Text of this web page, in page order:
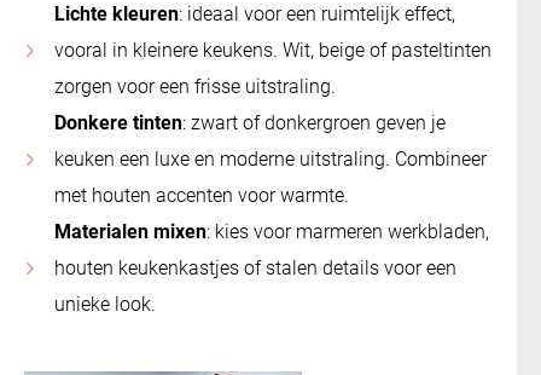
Lichte kleuren: ideaal voor een ruimtelijk effect,
vooral in kleinere keukens. Wit, beige of pasteltinten
zorgen voor een frisse uitstraling.
Donkere tinten: zwart of donkergroen geven je
keuken een luxe en moderne uitstraling. Combineer
met houten accenten voor warmte.
Materialen mixen: kies voor marmeren werkbladen,
houten keukenkastjes of stalen details voor een
unieke look.